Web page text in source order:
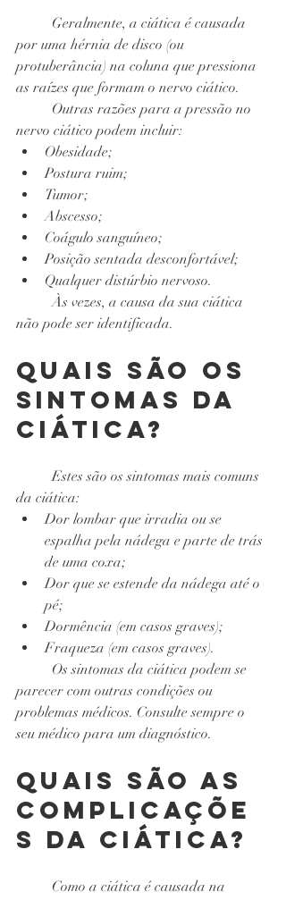
Geralmente, a ciática é causada
por uma hérnia de disco (ou
protuberância) na coluna que pressiona
as raízes que formam o nervo ciático.
Outras razões para a pressão no
nervo ciático podem incluir:
Obesidade;
Postura ruim;
Tumor;
Abscesso;
Coágulo sanguíneo;
Posição sentada desconfortável;
Qualquer distúrbio nervoso.
Às vezes, a causa da sua ciática
não pode ser identificada.
Quais são os
sintomas da
ciática?
Estes são os sintomas mais comuns
da ciática:
Dor lombar que irradia ou se
espalha pela nádega e parte de trás
de uma coxa;
Dor que se estende da nádega até o
pé;
Dormência (em casos graves);
Fraqueza (em casos graves).
Os sintomas da ciática podem se
parecer com outras condições ou
problemas médicos. Consulte sempre o
seu médico para um diagnóstico.
Quais são as
complicaçõe
s da ciática?
Como a ciática é causada na